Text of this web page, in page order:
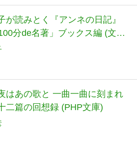
が読みとく『アンネの日記』
分de名著」ブックス編 (文春
5)
はあの歌と 一曲一曲に刻まれ
二篇の回想録 (PHP文庫)